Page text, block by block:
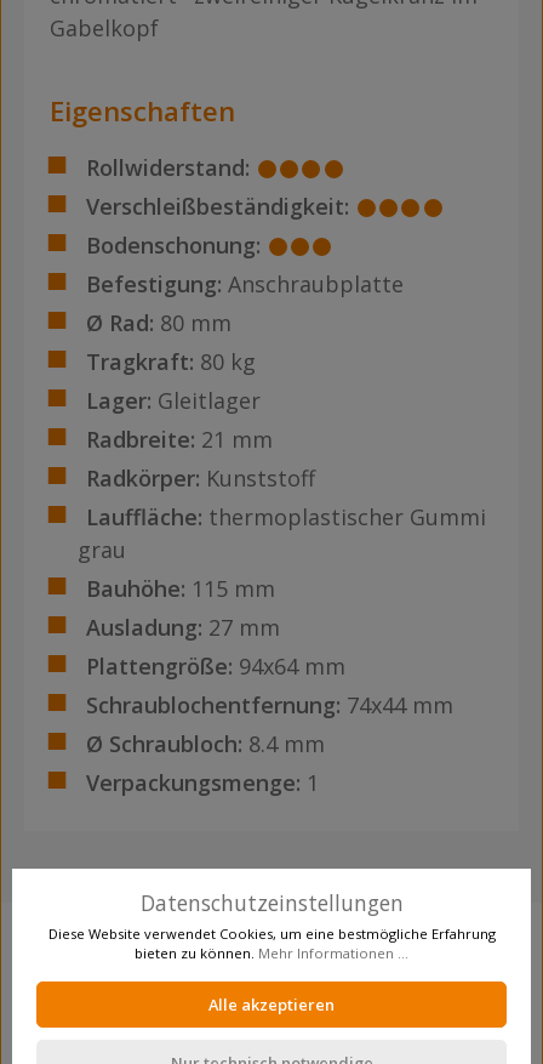
Gabelkopf
Eigenschaften
Rollwiderstand:
Verschleißbeständigkeit:
Bodenschonung:
Befestigung: Anschraubplatte
Ø Rad: 80 mm
Tragkraft: 80 kg
Lager: Gleitlager
Radbreite: 21 mm
Radkörper: Kunststoff
Lauffläche: thermoplastischer Gummi
grau
Bauhöhe: 115 mm
Ausladung: 27 mm
Plattengröße: 94x64 mm
Schraublochentfernung: 74x44 mm
Ø Schraubloch: 8.4 mm
Verpackungsmenge: 1
Produktgalerie überspringen
Crosseling
Datenschutzeinstellungen
Diese Website verwendet Cookies, um eine bestmögliche Erfahrung
bieten zu können. Mehr Informationen ...
Alle akzeptieren